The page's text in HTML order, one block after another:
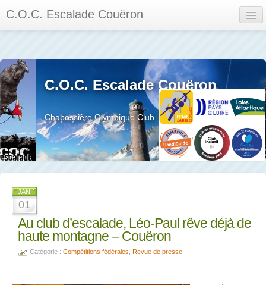
C.O.C. Escalade Couëron
Calendrier des événements et des compétitions
Les membres
Les séances
Privée
La salle et le mur
C.O.C. Escalade Couëron
Chabossière Olympique Club
JAN
01
Au club d’escalade, Léo-Paul rêve déjà de
haute montagne – Couëron
Catégorie : Compétitions fédérales Revue de presse